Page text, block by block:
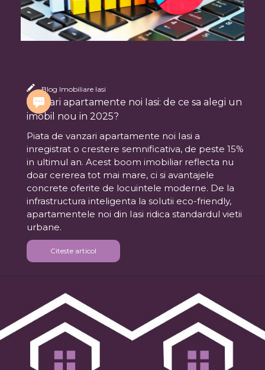
Blog Imobiliare Iasi
Vanzari apartamente noi Iasi: de ce sa alegi un
imobil nou in 2025?
Piata de vanzari apartamente noi Iasi a
inregistrat o crestere semnificativa, de peste 15%
in ultimul an. Acest boom imobiliar reflecta nu
doar cererea tot mai mare, ci si avantajele
concrete oferite de locuintele moderne. De la
infrastructura inteligenta la solutii eco-friendly,
apartamentele noi din Iasi ridica standardul vietii
urbane.
Citeste articol